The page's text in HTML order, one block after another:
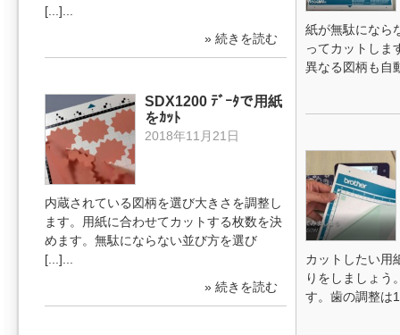
[...]...
» 続きを読む
SDX1200 ﾃﾞｰﾀで用紙
をｶｯﾄ
2018年11月21日
内蔵されている図柄を選び大きさを調整し
ます。用紙に合わせてカットする枚数を決
めます。無駄にならない並び方を選び
[...]...
» 続きを読む
紙が無駄になら
ってカットしま
異なる図柄も自
カットしたい用
りをしましょう
す。歯の調整は